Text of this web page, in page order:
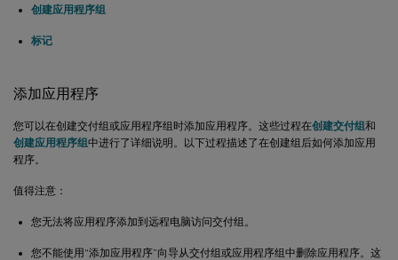
创建应用程序组
标记
添加应用程序
您可以在创建交付组或应用程序组时添加应用程序。这些过程在创建交付组和
创建应用程序组中进行了详细说明。以下过程描述了在创建组后如何添加应用
程序。
值得注意：
您无法将应用程序添加到远程电脑访问交付组。
您不能使用“添加应用程序”向导从交付组或应用程序组中删除应用程序。这